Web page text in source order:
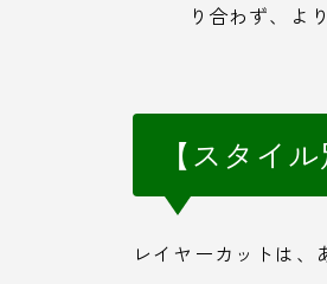
り合わず、よ
【スタイ
レイヤーカットは、